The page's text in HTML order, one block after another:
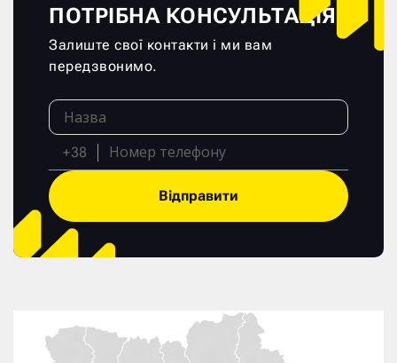
ПОТРІБНА КОНСУЛЬТАЦІЯ?
Залиште свої контакти і ми вам
передзвонимо.
+38
Відправити